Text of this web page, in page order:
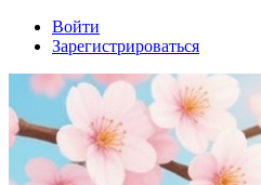
Войти
Зарегистрироваться